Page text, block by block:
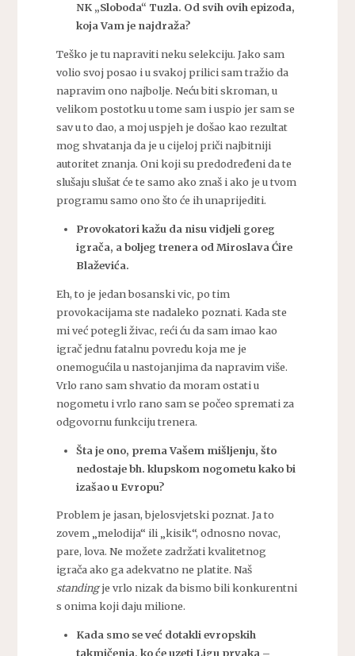
NK „Sloboda“ Tuzla. Od svih ovih epizoda,
koja Vam je najdraža?
Teško je tu napraviti neku selekciju. Jako sam
volio svoj posao i u svakoj prilici sam tražio da
napravim ono najbolje. Neću biti skroman, u
velikom postotku u tome sam i uspio jer sam se
sav u to dao, a moj uspjeh je došao kao rezultat
mog shvatanja da je u cijeloj priči najbitniji
autoritet znanja. Oni koji su predodređeni da te
slušaju slušat će te samo ako znaš i ako je u tvom
programu samo ono što će ih unaprijediti.
Provokatori kažu da nisu vidjeli goreg
igrača, a boljeg trenera od Miroslava Ćire
Blaževića.
Eh, to je jedan bosanski vic, po tim
provokacijama ste nadaleko poznati. Kada ste
mi već potegli živac, reći ću da sam imao kao
igrač jednu fatalnu povredu koja me je
onemogućila u nastojanjima da napravim više.
Vrlo rano sam shvatio da moram ostati u
nogometu i vrlo rano sam se počeo spremati za
odgovornu funkciju trenera.
Šta je ono, prema Vašem mišljenju, što
nedostaje bh. klupskom nogometu kako bi
izašao u Evropu?
Problem je jasan, bjelosvjetski poznat. Ja to
zovem „melodija“ ili „kisik“, odnosno novac,
pare, lova. Ne možete zadržati kvalitetnog
igrača ako ga adekvatno ne platite. Naš
standingje vrlo nizak da bismo bili konkurentni
s onima koji daju milione.
Kada smo se već dotakli evropskih
takmičenja, ko će uzeti Ligu prvaka –